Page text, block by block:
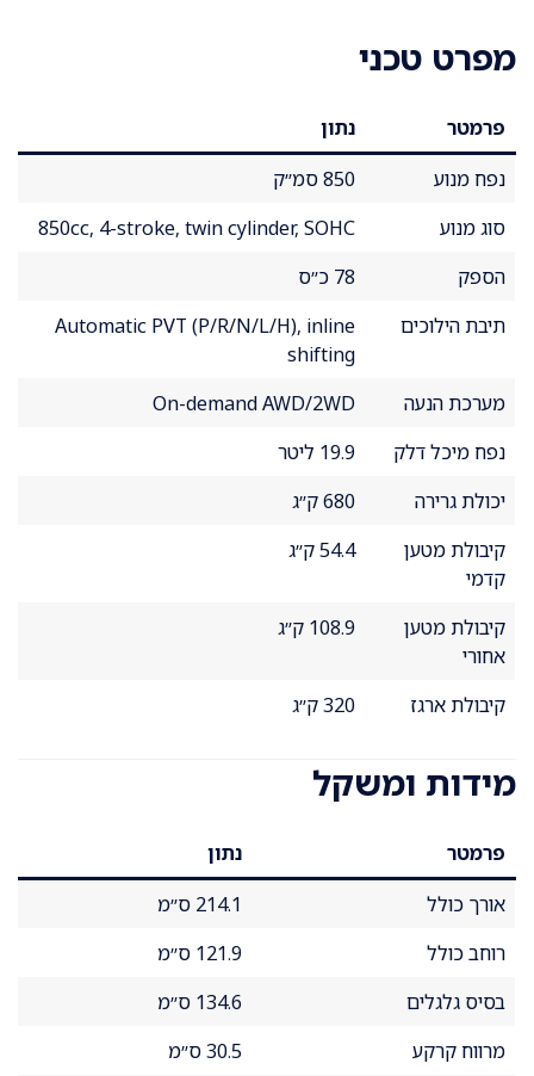
מפרט טכני
פרמטר
נתון
נפח מנוע
850 סמ״ק
סוג מנוע
850cc, 4-stroke, twin cylinder, SOHC
הספק
78 כ״ס
תיבת הילוכים
Automatic PVT (P/R/N/L/H), inline
shifting
מערכת הנעה
On-demand AWD/2WD
נפח מיכל דלק
19.9 ליטר
יכולת גרירה
680 ק״ג
קיבולת מטען
קדמי
54.4 ק״ג
קיבולת מטען
אחורי
108.9 ק״ג
קיבולת ארגז 320 ק״ג
מידות ומשקל
פרמטר
נתון
אורך כולל
214.1 ס״מ
רוחב כולל
121.9 ס״מ
בסיס גלגלים
134.6 ס״מ
מרווח קרקע
30.5 ס״מ